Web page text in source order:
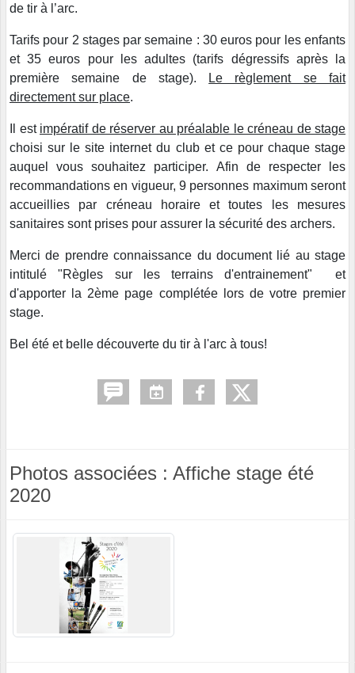
de tir à l’arc.
Tarifs pour 2 stages par semaine : 30 euros pour les enfants
et 35 euros pour les adultes (tarifs dégressifs après la
première semaine de stage).
Le règlement se fait
directement sur place.
Il est impératif de réserver au préalable le créneau de stage
choisi sur le site internet du club et ce pour chaque stage
auquel vous souhaitez participer. Afin de respecter les
recommandations en vigueur, 9 personnes maximum seront
accueillies par créneau horaire et toutes les mesures
sanitaires sont prises pour assurer la sécurité des archers.
Merci de prendre connaissance du document lié au stage
intitulé "Règles sur les terrains d'entrainement" et
d'apporter la 2ème page complétée lors de votre premier
stage.
Bel été et belle découverte du tir à l'arc à tous!
Photos associées : Affiche stage été
2020